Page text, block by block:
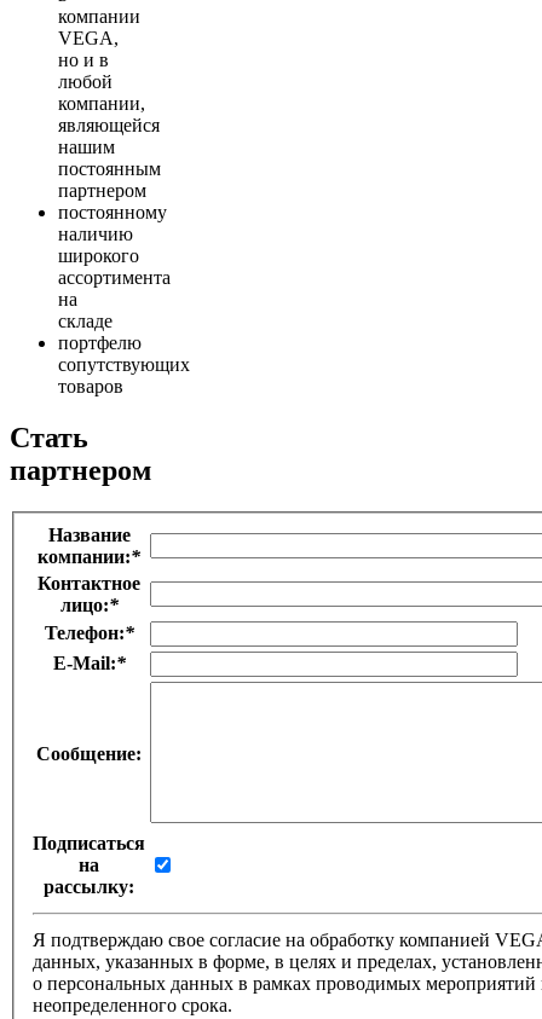
компании
VEGA,
но и в
любой
компании,
являющейся
нашим
постоянным
партнером
постоянному
наличию
широкого
ассортимента
на
складе
портфелю
сопутствующих
товаров
Стать
партнером
Название
компании:*
Контактное
лицо:*
Телефон:*
E-Mail:*
Сообщение:
Подписаться
на
рассылку:
Я подтверждаю свое согласие на обработку компанией
данных, указанных в форме, в целях и пределах,
о персональных данных в рамках проводимых мероприятий
неопределенного срока.